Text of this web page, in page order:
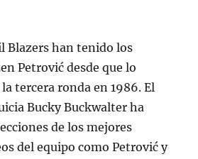
Blazers han tenido los
Petrović desde que lo
tercera ronda en 1986. El
Bucky Buckwalter ha
de los mejores
del equipo como Petrović y